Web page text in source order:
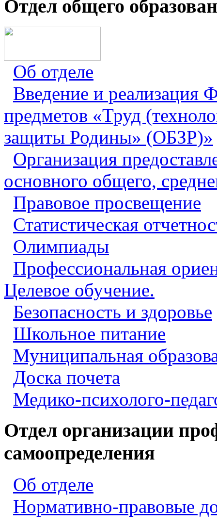
Отдел общего
Об отделе
Введение и
предметов «Труд
защиты Родины» (ОБЗР)»
Организация
основного общего,
Правовое просвещение
Статистическая
Олимпиады
Профессиональная
Целевое обучение.
Безопасность и здоровье
Школьное питание
Муниципальная
Доска почета
Медико-психолого-
Отдел организации
самоопределения
Об отделе
Нормативно-правовые